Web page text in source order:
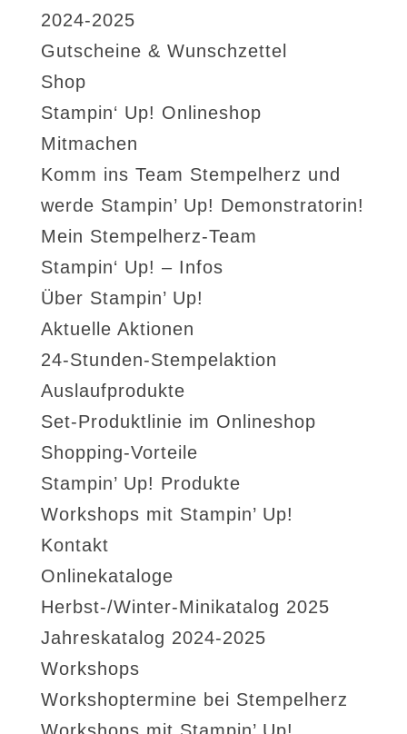
2024-2025
Gutscheine & Wunschzettel
Shop
Stampin‘ Up! Onlineshop
Mitmachen
Komm ins Team Stempelherz und
werde Stampin’ Up! Demonstratorin!
Mein Stempelherz-Team
Stampin‘ Up! – Infos
Über Stampin’ Up!
Aktuelle Aktionen
24-Stunden-Stempelaktion
Auslaufprodukte
Set-Produktlinie im Onlineshop
Shopping-Vorteile
Stampin’ Up! Produkte
Workshops mit Stampin’ Up!
Kontakt
Onlinekataloge
Herbst-/Winter-Minikatalog 2025
Jahreskatalog 2024-2025
Workshops
Workshoptermine bei Stempelherz